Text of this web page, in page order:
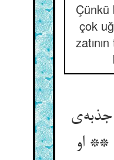
Çünkü
çok
** او